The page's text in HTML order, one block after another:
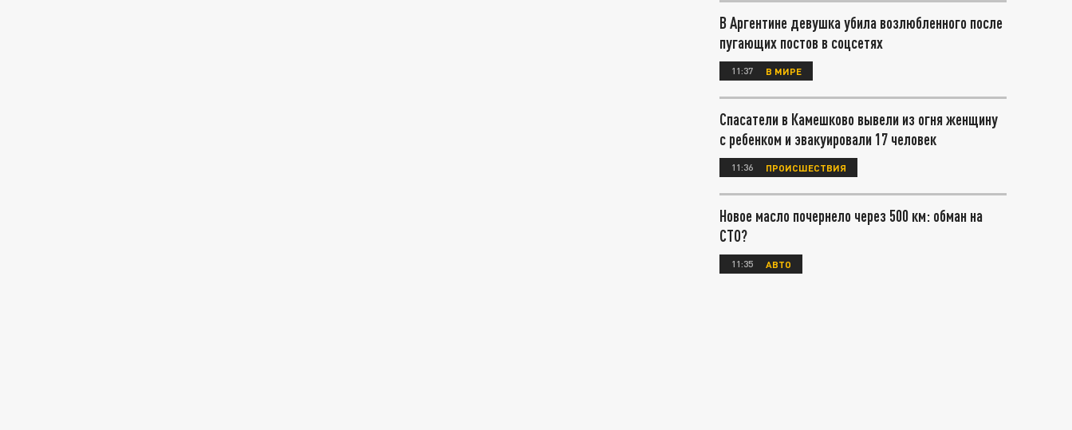
В Аргентине девушка убила возлюбленного после
пугающих постов в соцсетях
11:37 В МИРЕ
Спасатели в Камешково вывели из огня женщину
с ребенком и эвакуировали 17 человек
11:36 ПРОИСШЕСТВИЯ
Новое масло почернело через 500 км: обман на
СТО?
11:35 АВТО